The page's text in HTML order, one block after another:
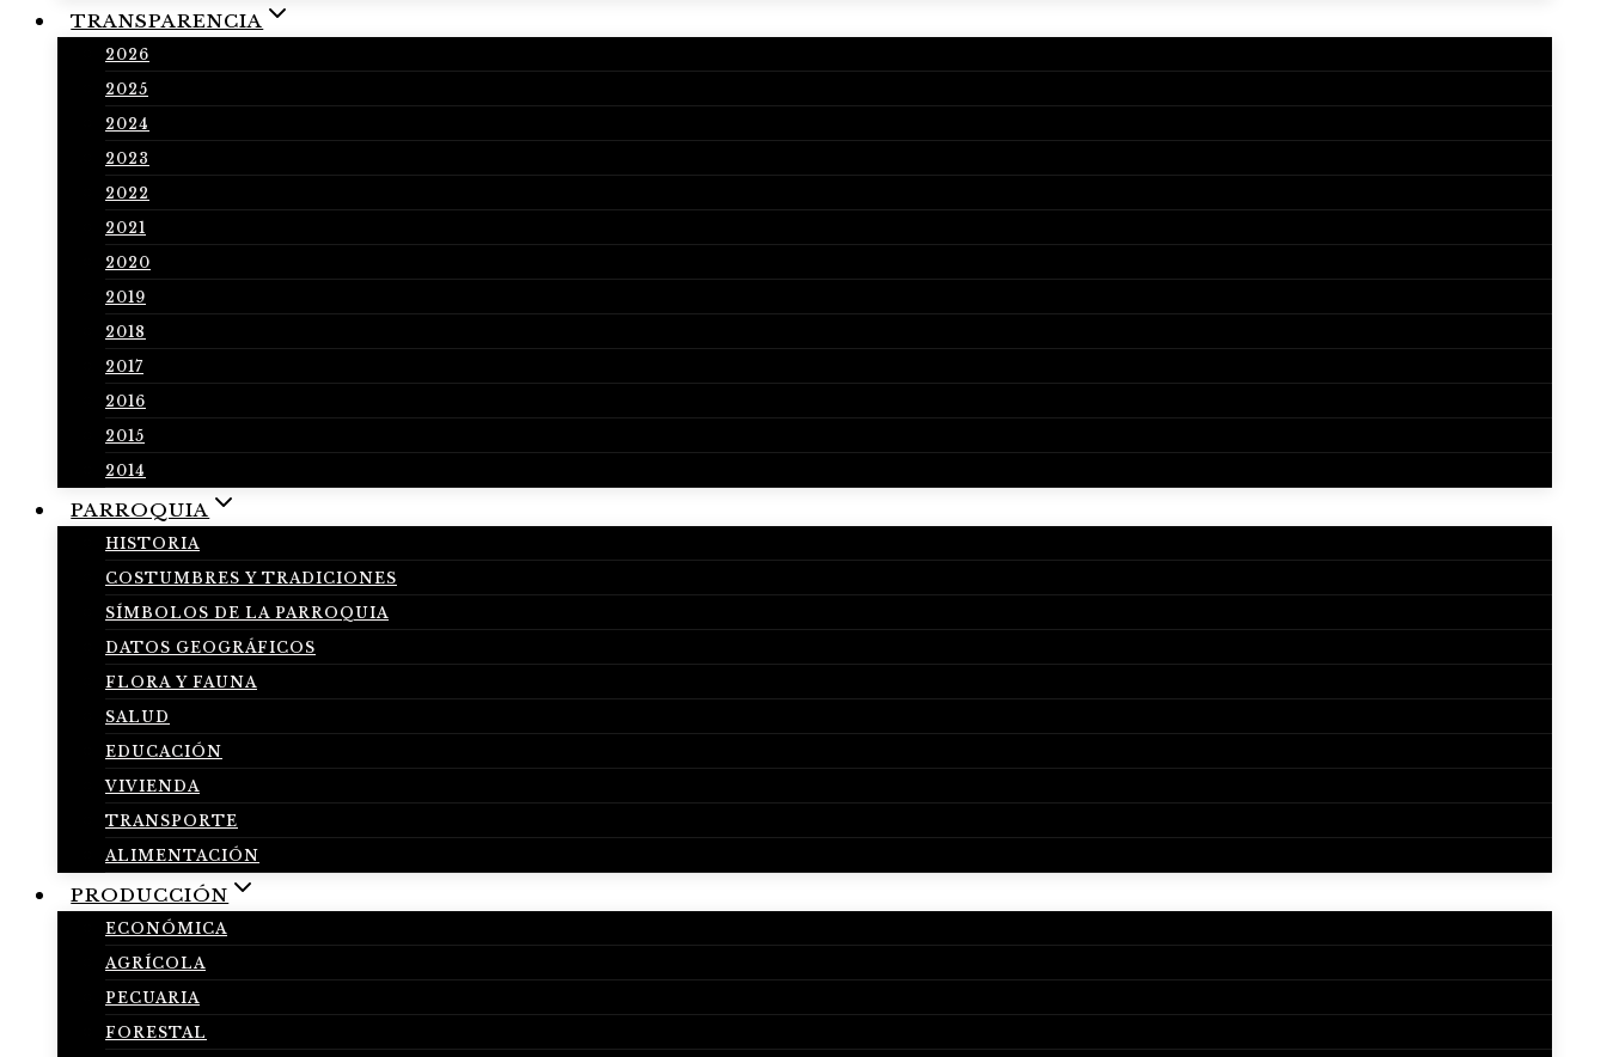
TRANSPARENCIA
2026
2025
2024
2023
2022
2021
2020
2019
2018
2017
2016
2015
2014
PARROQUIA
HISTORIA
COSTUMBRES Y TRADICIONES
SÍMBOLOS DE LA PARROQUIA
DATOS GEOGRÁFICOS
FLORA Y FAUNA
SALUD
EDUCACIÓN
VIVIENDA
TRANSPORTE
ALIMENTACIÓN
PRODUCCIÓN
ECONÓMICA
AGRÍCOLA
PECUARIA
FORESTAL